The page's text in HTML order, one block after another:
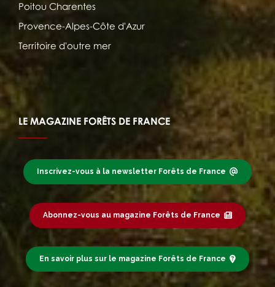
Poitou Charentes
Provence-Alpes-Côte d'Azur
Territoire d'outre mer
LE MAGAZINE FORÊTS DE FRANCE
Inscrivez-vous à la newsletter Forêts de France
Abonnez-vous au magazine Forêts de France
En savoir plus sur le magazine Forêts de France